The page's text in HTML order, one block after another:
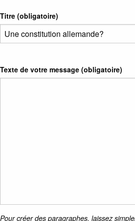
Titre (obligatoire)
Texte de votre message (obligatoire)
Pour créer des paragraphes, laissez